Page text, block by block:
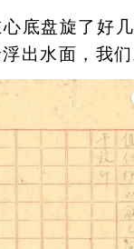
盘旋了好几
出水面，我们